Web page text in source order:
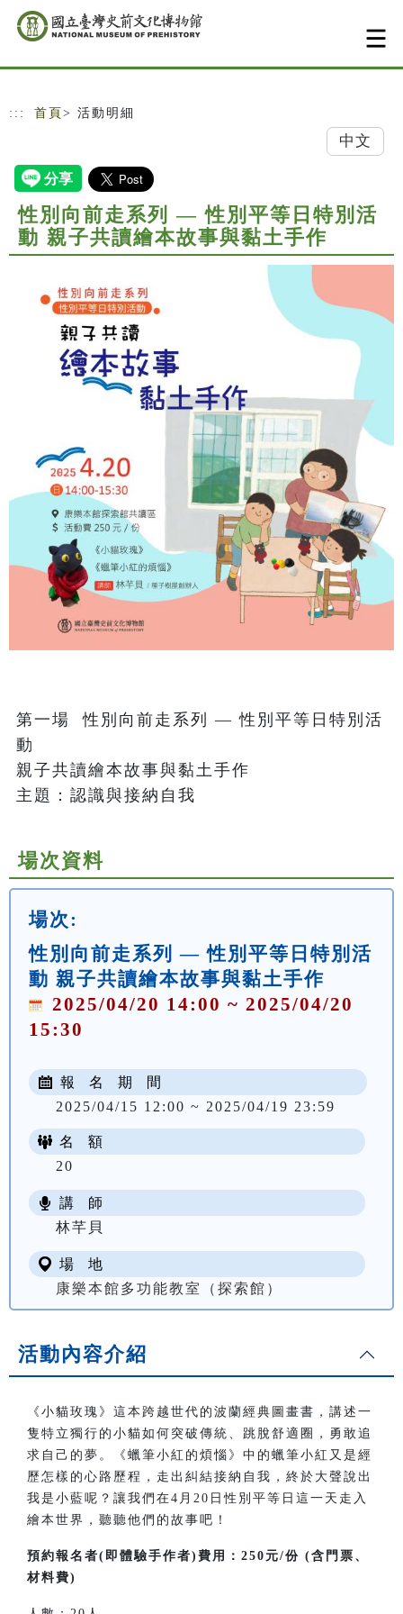
跳到主要內容
網站導覽
::: 首頁 > 活動明細
中文
性別向前走系列 — 性別平等日特別活
動 親子共讀繪本故事與黏土手作
第一場  性別向前走系列 — 性別平等日特別活
動
親子共讀繪本故事與黏土手作
場次資料
場次:
性別向前走系列 — 性別平等日特別活
動 親子共讀繪本故事與黏土手作
2025/04/20 14:00 ~ 2025/04/20
15:30
報 名 期 間
2025/04/15 12:00 ~ 2025/04/19 23:59
名 額
20
講 師
林芊貝
場 地
康樂本館多功能教室（探索館）
活動內容介紹
《小貓玫瑰》這本跨越世代的波蘭經典圖畫書，講述一
隻特立獨行的小貓如何突破傳統、跳脫舒適圈，勇敢追
求自己的夢。《蠟筆小紅的煩惱》中的蠟筆小紅又是經
歷怎樣的心路歷程，走出糾結接納自我，終於大聲說出
我是小藍呢？讓我們在4 月 20 日性別平等日這一天走入
繪本世界，聽聽他們的故事吧！
預約報名者(即體驗手作者) 費用： 250 元/份 (含門票、
材料費)